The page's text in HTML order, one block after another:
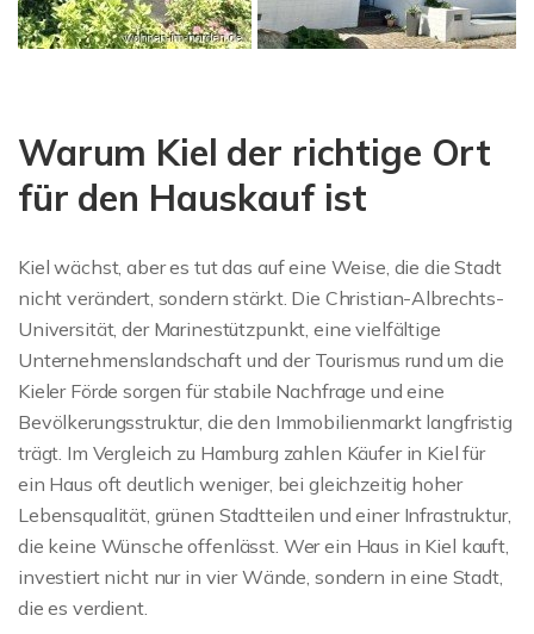
Warum Kiel der richtige Ort
für den Hauskauf ist
Kiel wächst, aber es tut das auf eine Weise, die die Stadt
nicht verändert, sondern stärkt. Die Christian-Albrechts-
Universität, der Marinestützpunkt, eine vielfältige
Unternehmenslandschaft und der Tourismus rund um die
Kieler Förde sorgen für stabile Nachfrage und eine
Bevölkerungsstruktur, die den Immobilienmarkt langfristig
trägt. Im Vergleich zu Hamburg zahlen Käufer in Kiel für
ein Haus oft deutlich weniger, bei gleichzeitig hoher
Lebensqualität, grünen Stadtteilen und einer Infrastruktur,
die keine Wünsche offenlässt. Wer ein Haus in Kiel kauft,
investiert nicht nur in vier Wände, sondern in eine Stadt,
die es verdient.